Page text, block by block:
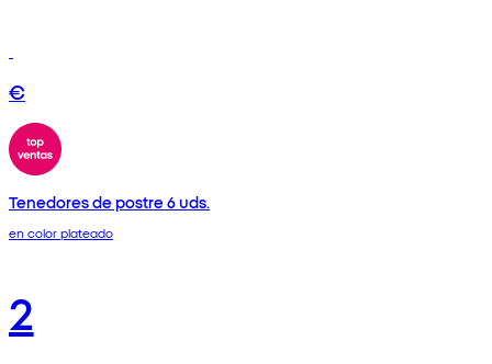
€
Tenedores de postre 6 uds.
en color plateado
2